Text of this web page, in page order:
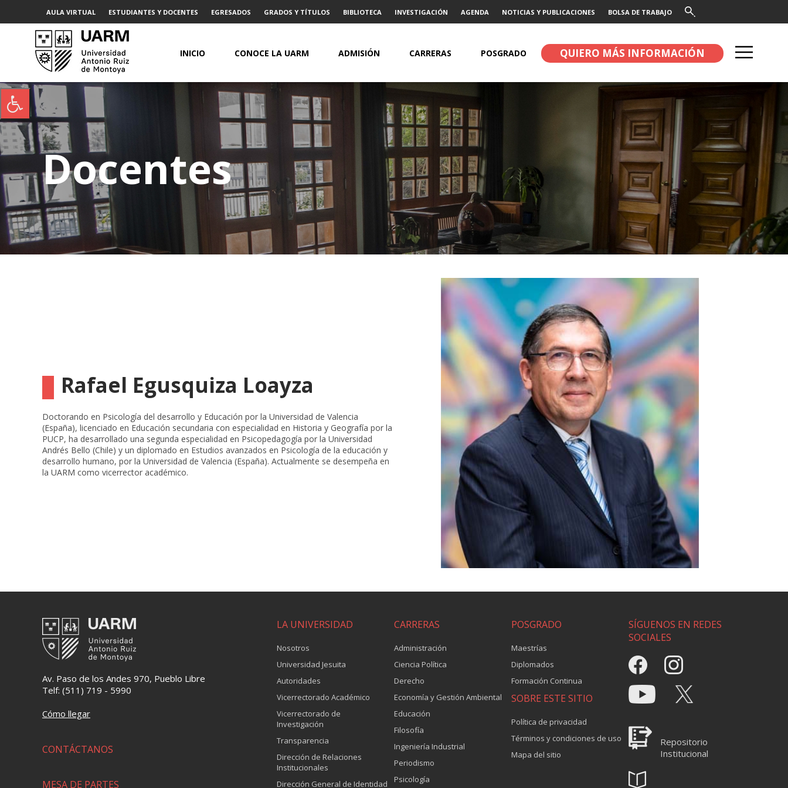
AULA VIRTUAL ESTUDIANTES Y DOCENTES EGRESADOS GRADOS Y TÍTULOS BIBLIOTECA INVESTIGACIÓN AGENDA NOTICIAS Y PUBLICACIONES BOLSA DE TRABAJO
INICIO CONOCE LA UARM ADMISIÓN CARRERAS POSGRADO QUIERO MÁS INFORMACIÓN
Docentes
Rafael Egusquiza Loayza
Doctorando en Psicología del desarrollo y Educación por la Universidad de Valencia
(España), licenciado en Educación secundaria con especialidad en Historia y Geografía por la
PUCP, ha desarrollado una segunda especialidad en Psicopedagogía por la Universidad
Andrés Bello (Chile) y un diplomado en Estudios avanzados en Psicología de la educación y
desarrollo humano, por la Universidad de Valencia (España). Actualmente se desempeña en
la UARM como vicerrector académico.
Av. Paso de los Andes 970, Pueblo Libre
Telf: (511) 719 - 5990
Cómo llegar
CONTÁCTANOS
MESA DE PARTES
LA UNIVERSIDAD
Nosotros
Universidad Jesuita
Autoridades
Vicerrectorado Académico
Vicerrectorado de
Investigación
Transparencia
Dirección de Relaciones
Institucionales
Dirección General de Identidad
CARRERAS
Administración
Ciencia Política
Derecho
Economía y Gestión Ambiental
Educación
Filosofía
Ingeniería Industrial
Periodismo
Psicología
POSGRADO
Maestrías
Diplomados
Formación Continua
SOBRE ESTE SITIO
Política de privacidad
Términos y condiciones de uso
Mapa del sitio
SÍGUENOS EN REDES
SOCIALES
Repositorio
Institucional